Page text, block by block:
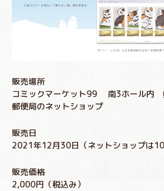
販売場所
コミックマーケット99 南3ホール内
郵便局のネットショップ
販売日
2021年12月30日（ネットショップは10
販売価格
2,000円（税込み）